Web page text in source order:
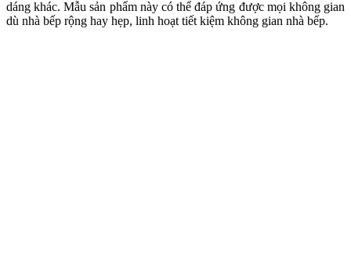
dáng khác. Mẫu sản phẩm này có thể đáp ứng được mọi không gian
dù nhà bếp rộng hay hẹp, linh hoạt tiết kiệm không gian nhà bếp.